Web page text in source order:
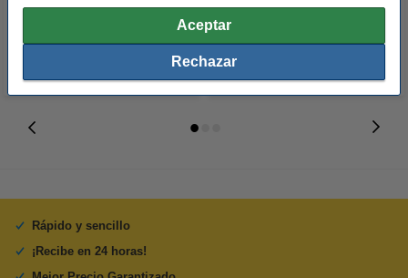
Aceptar
Rechazar
16,50 € Incl. 21% IVA 17,50 € Incl. 21% IVA
Rápido y sencillo
¡Recibe en 24 horas!